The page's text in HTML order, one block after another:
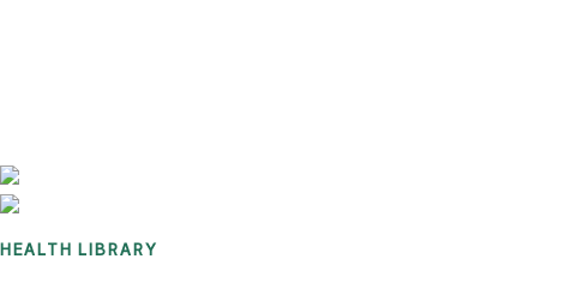
HEALTH LIBRARY